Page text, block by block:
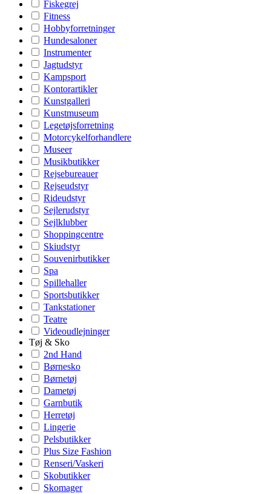
Fiskegrej
Fitness
Hobbyforretninger
Hundesaloner
Instrumenter
Jagtudstyr
Kampsport
Kontorartikler
Kunstgalleri
Kunstmuseum
Legetøjsforretning
Motorcykelforhandlere
Museer
Musikbutikker
Rejsebureauer
Rejseudstyr
Rideudstyr
Sejlerudstyr
Sejlklubber
Shoppingcentre
Skiudstyr
Souvenirbutikker
Spa
Spillehaller
Sportsbutikker
Tankstationer
Teatre
Videoudlejninger
Tøj & Sko
2nd Hand
Børnesko
Børnetøj
Dametøj
Garnbutik
Herretøj
Lingerie
Pelsbutikker
Plus Size Fashion
Renseri/Vaskeri
Skobutikker
Skomager